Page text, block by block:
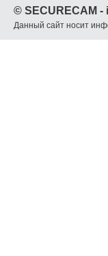
© SECURECAM
Данный сайт носит